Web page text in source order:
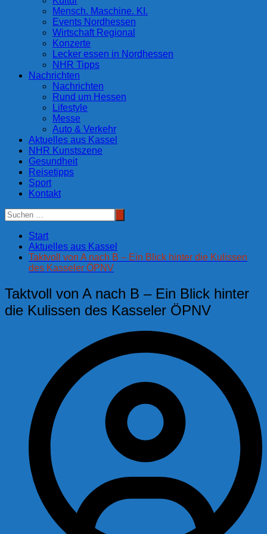
Mensch. Maschine. KI.
Events Nordhessen
Wirtschaft Regional
Konzerte
Lecker essen in Nordhessen
NHR Tipps
Nachrichten
Nachrichten
Rund um Hessen
Lifestyle
Messe
Auto & Verkehr
Aktuelles aus Kassel
NHR Kunstszene
Gesundheit
Reisetipps
Sport
Kontakt
Start
Aktuelles aus Kassel
Taktvoll von A nach B – Ein Blick hinter die Kulissen
des Kasseler ÖPNV
Taktvoll von A nach B – Ein Blick hinter
die Kulissen des Kasseler ÖPNV